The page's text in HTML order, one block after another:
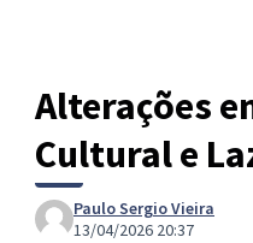
Alterações
Cultural e
Paulo Sergio Vieira
13/04/2026 20:37